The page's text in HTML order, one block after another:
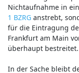
Nichtaufnahme in
1 BZRGanstrebt,
für die Eintragung
Frankfurt am Main
überhaupt bestreitet.
In der Sache bleibt